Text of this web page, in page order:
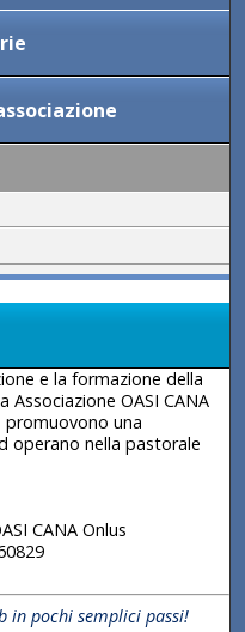
e la formazione della
OASI CANA
promuovono una
operano nella pastorale
CANA Onlus
in pochi semplici passi!